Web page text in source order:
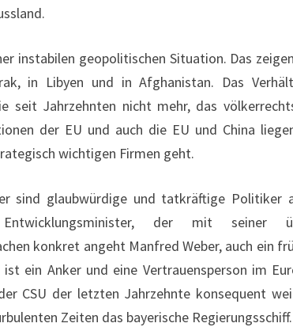
instabilen geopolitischen Situation. Das
in Libyen und in Afghanistan. Das
seit Jahrzehnten nicht mehr, das
der EU und auch die EU und China
wichtigen Firmen geht.
sind glaubwürdige und tatkräftige Politiker
der mit seiner
konkret angeht Manfred Weber, auch ein
ist ein Anker und eine Vertrauensperson im
CSU der letzten Jahrzehnte konsequent
Zeiten das bayerische Regierungsschiff.